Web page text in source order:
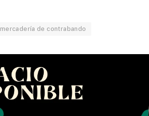
mercadería de contrabando